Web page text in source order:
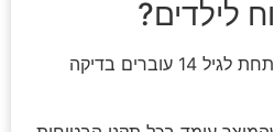
לילדים?
כל המוצרים שלנו לילדים מתחת לגיל 14 עוברים בדיקה